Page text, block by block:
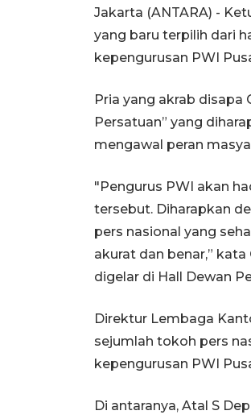
Jakarta (ANTARA) -
yang baru terpilih dari
kepengurusan PWI
Pria yang akrab
Persatuan” yang
mengawal peran
"Pengurus PWI akan
tersebut. Diharapkan
pers nasional yang
akurat dan benar,”
digelar di Hall Dewan
Direktur Lembaga
sejumlah tokoh pers
kepengurusan PWI
Di antaranya, Atal S